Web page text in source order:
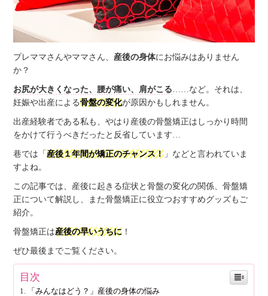
プレママさんやママさん、 産後の身体にお悩みはありません
か？
お尻が大きくなった、腰が痛い、肩がこる ……など。それは、
妊娠や出産による骨盤の変化が原因かもしれません。
出産経験者である私も、やはり産後の骨盤矯正はしっかり時間
をかけて行うべきだったと反省しています…
巷では「産後１年間が矯正のチャンス！ 」などと言われていま
すよね。
この記事では、産後に起きる症状と骨盤の変化の関係、骨盤矯
正について解説し、また骨盤矯正に役立つおすすめグッズもご
紹介。
骨盤矯正は産後の早いうちに ！
ぜひ最後までご覧ください。
目次
「みんなはどう？」産後の身体の悩み